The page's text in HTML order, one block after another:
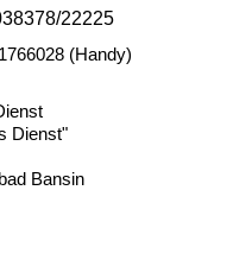
22225
(Handy)
Dienst"
Bansin